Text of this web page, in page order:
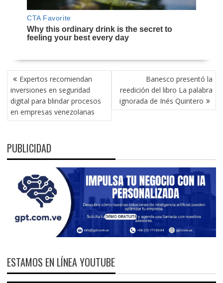
NAVEGACIÓN
DE
ENTRADAS
Expertos recomiendan
inversiones en seguridad
digital para blindar procesos
en empresas venezolanas
Banesco presentó la
reedición del libro La palabra
ignorada de Inés Quintero
PUBLICIDAD
ESTAMOS EN LÍNEA YOUTUBE